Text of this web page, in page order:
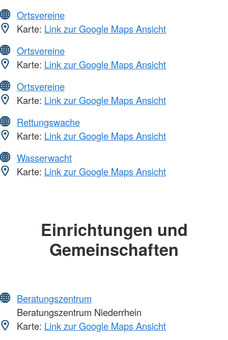
Ortsvereine
Karte: Link zur Google Maps Ansicht
Ortsvereine
Karte: Link zur Google Maps Ansicht
Ortsvereine
Karte: Link zur Google Maps Ansicht
Rettungswache
Karte: Link zur Google Maps Ansicht
Wasserwacht
Karte: Link zur Google Maps Ansicht
Einrichtungen und
Gemeinschaften
Beratungszentrum
Beratungszentrum Niederrhein
Karte: Link zur Google Maps Ansicht